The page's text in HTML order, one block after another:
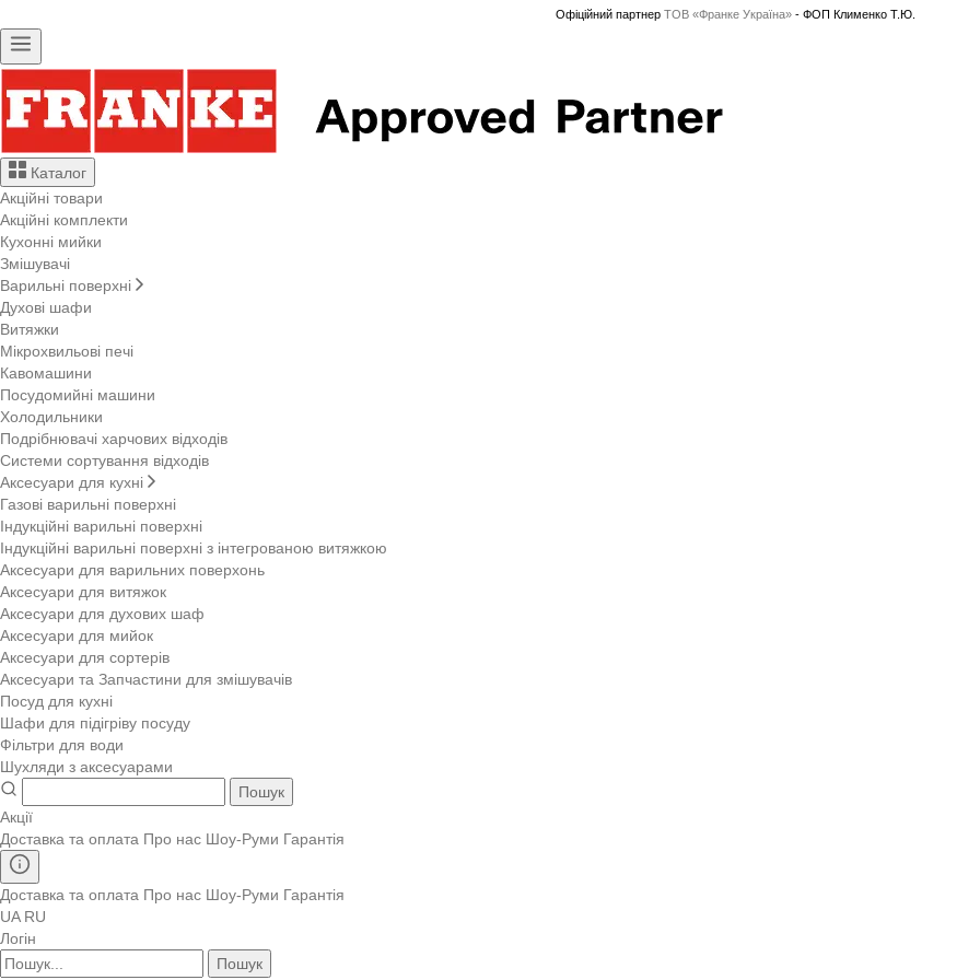
Офіційний партнер ТОВ «Франке Україна»- ФОП Клименко Т.Ю.
Каталог
Акційні товари
Акційні комплекти
Кухонні мийки
Змішувачі
Варильні поверхні
Духові шафи
Витяжки
Мікрохвильові печі
Кавомашини
Посудомийні машини
Холодильники
Подрібнювачі харчових відходів
Системи сортування відходів
Аксесуари для кухні
Газові варильні поверхні
Індукційні варильні поверхні
Індукційні варильні поверхні з інтегрованою витяжкою
Аксесуари для варильних поверхонь
Аксесуари для витяжок
Аксесуари для духових шаф
Аксесуари для мийок
Аксесуари для сортерів
Аксесуари та Запчастини для змішувачів
Посуд для кухні
Шафи для підігріву посуду
Фільтри для води
Шухляди з аксесуарами
Пошук
Акції
Доставка та оплата Про нас Шоу-Руми Гарантія
Доставка та оплата Про нас Шоу-Руми Гарантія
UA RU
Логін
Пошук